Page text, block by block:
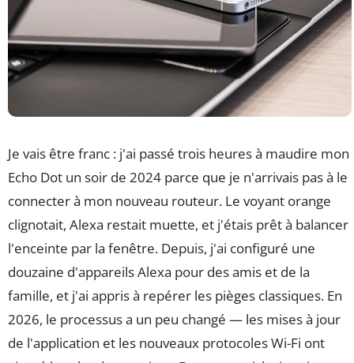
Je vais être franc : j'ai passé trois heures à maudire mon
Echo Dot un soir de 2024 parce que je n'arrivais pas à le
connecter à mon nouveau routeur. Le voyant orange
clignotait, Alexa restait muette, et j'étais prêt à balancer
l'enceinte par la fenêtre. Depuis, j'ai configuré une
douzaine d'appareils Alexa pour des amis et de la
famille, et j'ai appris à repérer les pièges classiques. En
2026, le processus a un peu changé — les mises à jour
de l'application et les nouveaux protocoles Wi-Fi ont